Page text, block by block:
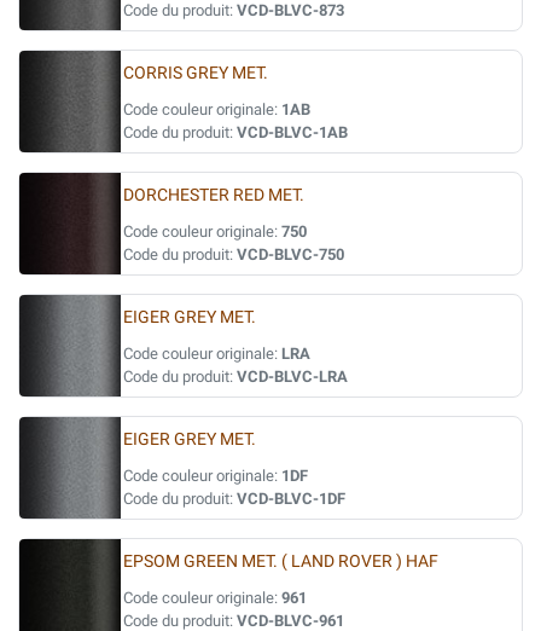
Code du produit: VCD-BLVC-873
CORRIS GREY MET.
Code couleur originale: 1AB
Code du produit: VCD-BLVC-1AB
DORCHESTER RED MET.
Code couleur originale: 750
Code du produit: VCD-BLVC-750
EIGER GREY MET.
Code couleur originale: LRA
Code du produit: VCD-BLVC-LRA
EIGER GREY MET.
Code couleur originale: 1DF
Code du produit: VCD-BLVC-1DF
EPSOM GREEN MET. ( LAND ROVER ) HAF
Code couleur originale: 961
Code du produit: VCD-BLVC-961